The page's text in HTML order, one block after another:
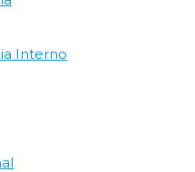
Interno